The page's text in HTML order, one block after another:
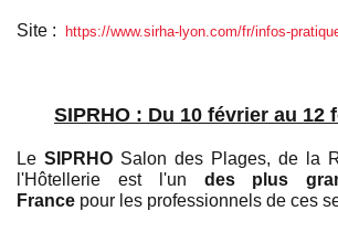
Site : https://www.sirha-lyon.com/fr/infos-
SIPRHO : Du 10 février au 12
Le SIPRHO Salon des Plages, de la
l'Hôtellerie est l'un des plus
France pour les professionnels de ces